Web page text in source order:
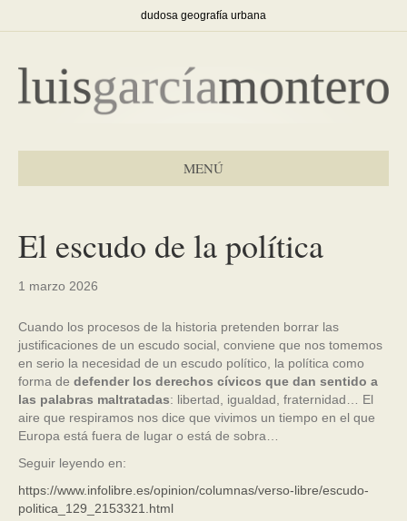
dudosa geografía urbana
MENÚ
El escudo de la política
1 marzo 2026
Cuando los procesos de la historia pretenden borrar las
justificaciones de un escudo social, conviene que nos tomemos
en serio la necesidad de un escudo político, la política como
forma de defender los derechos cívicos que dan sentido a
las palabras maltratadas: libertad, igualdad, fraternidad… El
aire que respiramos nos dice que vivimos un tiempo en el que
Europa está fuera de lugar o está de sobra…
Seguir leyendo en:
https://www.infolibre.es/opinion/columnas/verso-libre/escudo-
politica_129_2153321.html